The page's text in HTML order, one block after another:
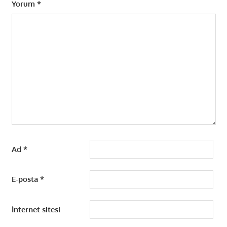
Yorum *
Ad *
E-posta *
İnternet sitesi